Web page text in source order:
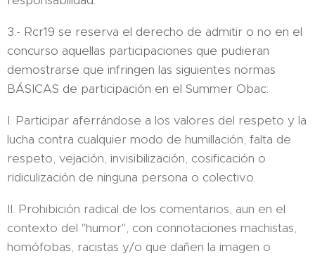
3.- Rcr19 se reserva el derecho de admitir o no en el
concurso aquellas participaciones que pudieran
demostrarse que infringen las siguientes normas
BÁSICAS de participación en el Summer Obac:
I. Participar aferrándose a los valores del respeto y la
lucha contra cualquier modo de humillación, falta de
respeto, vejación, invisibilización, cosificación o
ridiculización de ninguna persona o colectivo.
II. Prohibición radical de los comentarios, aun en el
contexto del "humor", con connotaciones machistas,
homófobas, racistas y/o que dañen la imagen o